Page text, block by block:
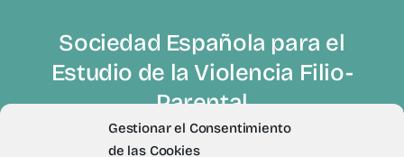
Gestionar el Consentimiento
de las Cookies
Sociedad Española para el
Estudio de la Violencia Filio-
Parental